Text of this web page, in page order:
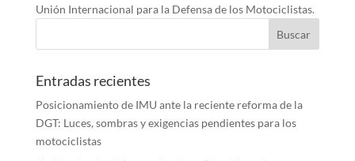
Unión Internacional para la Defensa de los Motociclistas.
Entradas recientes
Posicionamiento de IMU ante la reciente reforma de la
DGT: Luces, sombras y exigencias pendientes para los
motociclistas